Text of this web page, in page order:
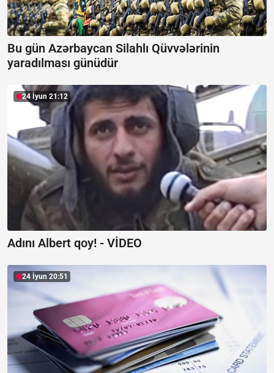
Bu gün Azərbaycan Silahlı Qüvvələrinin
yaradılması günüdür
24 İyun 21:12
Adını Albert qoy! - VİDEO
24 İyun 20:51